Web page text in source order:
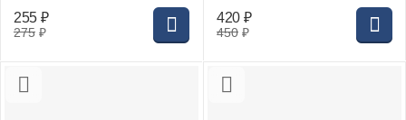
275 ₽
255 ₽
450 ₽
420 ₽